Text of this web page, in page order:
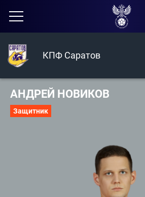
КПФ Саратов
АНДРЕЙ НОВИКОВ
Защитник